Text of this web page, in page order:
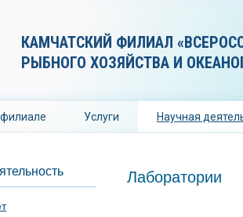
КАМЧАТСКИЙ ФИЛИАЛ
РЫБНОГО ХОЗЯЙСТВА И
Услуги Научная
Лаборатории